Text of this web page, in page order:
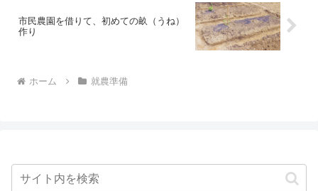
市民農園を借りて、初めての畝（うね）
作り
ホーム 就農準備